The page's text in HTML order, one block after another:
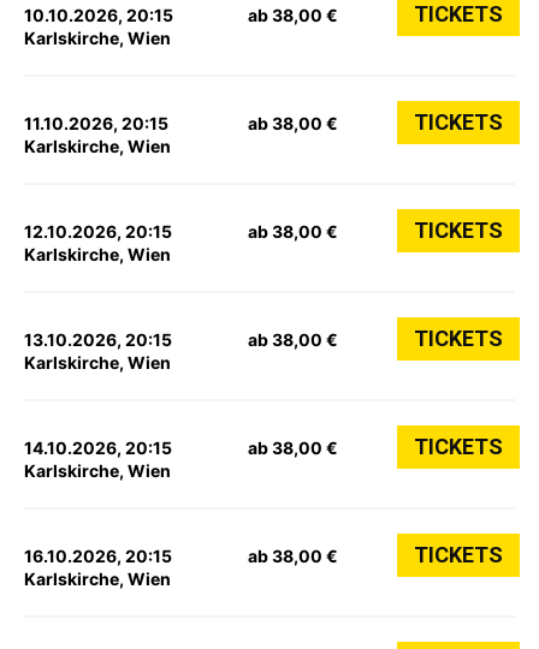
10.10.2026, 20:15
Karlskirche, Wien
ab 38,00 € TICKETS
11.10.2026, 20:15
Karlskirche, Wien
ab 38,00 € TICKETS
12.10.2026, 20:15
Karlskirche, Wien
ab 38,00 € TICKETS
13.10.2026, 20:15
Karlskirche, Wien
ab 38,00 € TICKETS
14.10.2026, 20:15
Karlskirche, Wien
ab 38,00 € TICKETS
16.10.2026, 20:15
Karlskirche, Wien
ab 38,00 € TICKETS